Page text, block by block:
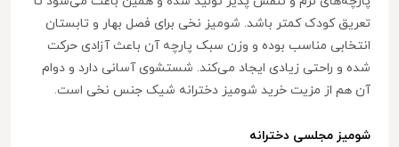
تعریق کودک کمتر باشد. شومیز نخی برای فصل بهار و تابستان
انتخابی مناسب بوده و وزن سبک پارچه آن باعث آزادی حرکت
شده و راحتی زیادی ایجاد می‌کند. شستشوی آسانی دارد و دوام
آن هم از مزیت خرید شومیز دخترانه شیک جنس نخی است.
شومیز مجلسی دخترانه